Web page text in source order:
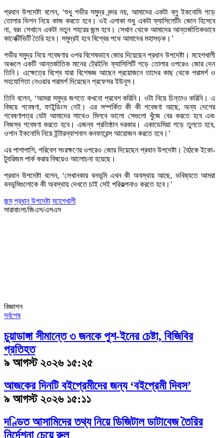
প্রধান উপদেষ্টা বলেন, ‘শুধু গভীর সমুদ্র বন্দর নয়, আমাদের একটা ব্লু ইকনোমি গড়ে
তোলার ভিশন নিয়ে কাজ করতে হবে। ওই এলাকা শুধু একটা ফ্যাসিলেটিং জোন হিসেবে
না, বরং সেখানে একটা নতুন শহরের জন্ম হবে। সেখান থেকে আমাদের আন্তর্জাতিকভাবে
কানেক্টিভিটি তৈরি হবে। সমুদ্রই হবে বিশ্বের পথে আমাদের মহাসড়ক।’
গভীর সমুদ্র নিয়ে গবেষণার ওপর বিশেষভাবে জোর দিয়েছেন প্রধান উপদেষ্টা। মহেশখালী
অঞ্চলে একটি আন্তর্জাতিক মানের ট্রেইনিং ফ্যাসিলিটি গড়ে তোলার ওপরেও জোর দেন
তিনি। এক্ষেত্রে বিশ্বে যারা বিশেষজ্ঞ আছেন প্রয়োজনে তাদের কাছ থেকে পরামর্শ ও
সহযোগিতা নেওয়ার পরামর্শ দিয়েছেন প্রফেসর ইউনূস।
তিনি বলেন, ‘আমরা সমুদ্র জগতে কখনো প্রবেশ করিনি। ওটা নিয়ে চিন্তাও করিনি। এ
বিষয়ে গবেষণা, ফাইন্ডিংস নেই। এর সম্পর্কিত কী কী গবেষণা আছে, অন্য দেশের
গবেষণাপত্র যেটা আমাদের সাথেও মিলবে ভালো সেগুলো খুঁজে বের করতে হবে এবং
নিজস্ব গবেষণা করতে হবে। এজন্য প্রতিষ্ঠান দরকার। একাডেমিয়া গড়ে তুলতে হবে,
ওশান ইকনোমি নিয়ে ইন্টারন্যাশনাল কনফারেন্স আয়োজন করতে হবে।’
এর পাশাপাশি, পরিবেশ সংরক্ষণের ওপরেও জোর দিয়েছেন প্রধান উপদেষ্টা। বৈঠকে ইকো-
ট্যুরিজম পার্ক করার বিষয়েও আলোচনা হয়েছে।
প্রধান উপদেষ্টা বলেন, ‘সেখানকার বনভূমি এখন কী অবস্থায় আছে, ভবিষ্যতে আমরা
বনভূমিগুলোকে কী অবস্থায় দেখতে চাই সেই পরিকল্পনাও করতে হবে।’
জন্ম প্রধান উপদেষ্টা মহেশখালী
সারাবাংলা/জিএস/এসএস
বিজ্ঞাপন
সর্বশেষ
চুয়াডাঙ্গা সীমান্তে ৩ জনকে পুশ-ইনের চেষ্টা, বিজিবির
প্রতিহত
৯ আগস্ট ২০২৬ ১৫:২৫
আজকের দিনটি বইপ্রেমীদের জন্য ‘বইপ্রেমী দিবস’
৯ আগস্ট ২০২৬ ১৫:১১
দণ্ডিত আসামিদের তথ্য নিয়ে ডিজিটাল ডাটাবেজ তৈরির
নির্দেশনা চেয়ে রুল